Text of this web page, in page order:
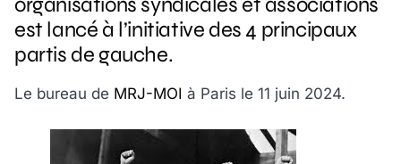
organisations syndicales et associations
est lancé à l’initiative des 4 principaux
partis de gauche.
Le bureau de MRJ-MOI à Paris le 11 juin 2024.